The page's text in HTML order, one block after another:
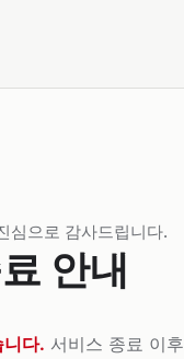
심으로 감사드립니다.
안내
다. 서비스 종료 이